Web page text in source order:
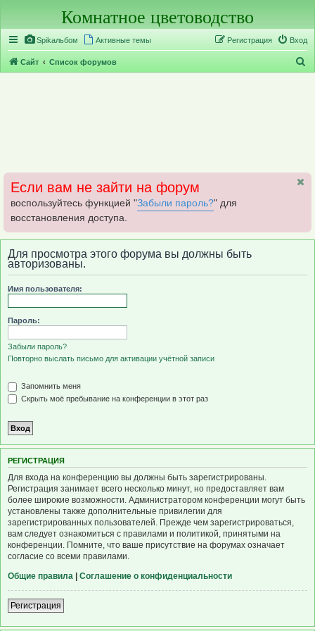
Комнатное цветоводство
Spikальбом Активные темы Вход
Регистрация
Сайт Список форумов
Если вам не зайти на форум
воспользуйтесь функцией "Забыли пароль?" для
восстановления доступа.
Для просмотра этого форума вы должны быть
авторизованы.
Имя пользователя:
Пароль:
Забыли пароль?
Повторно выслать письмо для активации учётной записи
Запомнить меня
Скрыть моё пребывание на конференции в этот раз
РЕГИСТРАЦИЯ
Для входа на конференцию вы должны быть зарегистрированы.
Регистрация занимает всего несколько минут, но предоставляет вам
более широкие возможности. Администратором конференции могут быть
установлены также дополнительные привилегии для
зарегистрированных пользователей. Прежде чем зарегистрироваться,
вам следует ознакомиться с правилами и политикой, принятыми на
конференции. Помните, что ваше присутствие на форумах означает
согласие со всеми правилами.
Общие правила | Соглашение о конфиденциальности
Регистрация